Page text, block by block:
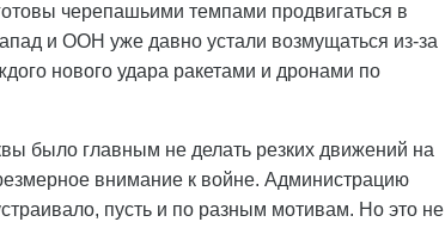
черепашьими темпами продвигаться в
и ООН уже давно устали возмущаться из-за
нового удара ракетами и дронами по
было главным не делать резких движений на
внимание к войне. Администрацию
пусть и по разным мотивам. Но это не